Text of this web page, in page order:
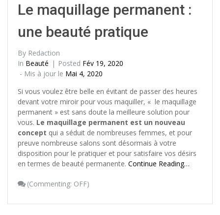
Le maquillage permanent :
une beauté pratique
By Redaction
In Beauté Posted Fév 19, 2020
- Mis à jour le Mai 4, 2020
Si vous voulez être belle en évitant de passer des heures
devant votre miroir pour vous maquiller, « le maquillage
permanent » est sans doute la meilleure solution pour
vous. Le maquillage permanent est un nouveau
concept qui a séduit de nombreuses femmes, et pour
preuve nombreuse salons sont désormais à votre
disposition pour le pratiquer et pour satisfaire vos désirs
en termes de beauté permanente. Continue Reading…
(Commenting: OFF)